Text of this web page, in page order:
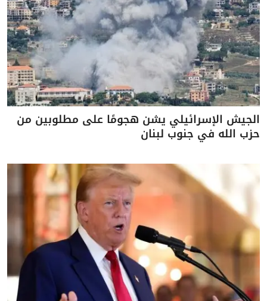
الجيش الإسرائيلي يشن هجومًا على مطلوبين من
حزب الله في جنوب لبنان